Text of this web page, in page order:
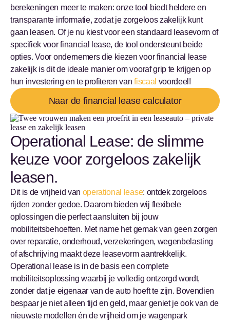
berekeningen meer te maken: onze tool biedt heldere en
transparante informatie, zodat je zorgeloos zakelijk kunt
gaan leasen. Of je nu kiest voor een standaard leasevorm of
specifiek voor financial lease, de tool ondersteunt beide
opties. Voor ondernemers die kiezen voor financial lease
zakelijk is dit de ideale manier om vooraf grip te krijgen op
hun investering en te profiteren vanfiscaal voordeel!
Naar de financial lease calculator
Operational Lease: de slimme
keuze voor zorgeloos zakelijk
leasen.
Dit is de vrijheid van operational lease: ontdek zorgeloos
rijden zonder gedoe. Daarom bieden wij flexibele
oplossingen die perfect aansluiten bij jouw
mobiliteitsbehoeften. Met name het gemak van geen zorgen
over reparatie, onderhoud, verzekeringen, wegenbelasting
of afschrijving maakt deze leasevorm aantrekkelijk.
Operational lease is in de basis een complete
mobiliteitsoplossing waarbij je volledig ontzorgd wordt,
zonder dat je eigenaar van de auto hoeft te zijn. Bovendien
bespaar je niet alleen tijd en geld, maar geniet je ook van de
nieuwste modellen én de vrijheid om je wagenpark